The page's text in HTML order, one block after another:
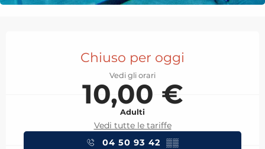
Chiuso per oggi
Vedi gli orari
10,00 €
Adulti
Vedi tutte le tariffe
04 50 93 42 ▒▒